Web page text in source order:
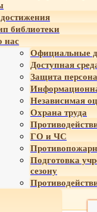
библиотеки
нас
Официальные
Доступная
Защита
Независимая
Охрана труда
ГО и ЧС
Подготовка
сезону